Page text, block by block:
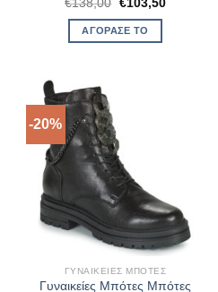
€138,00
was:
€138,00.
€103,50
ΑΓΌΡΑΣΈ ΤΟ
-20%
ΓΥΝΑΙΚΕΊΕΣ ΜΠΌΤΕΣ
Γυναικείες Μπότες Μπότες